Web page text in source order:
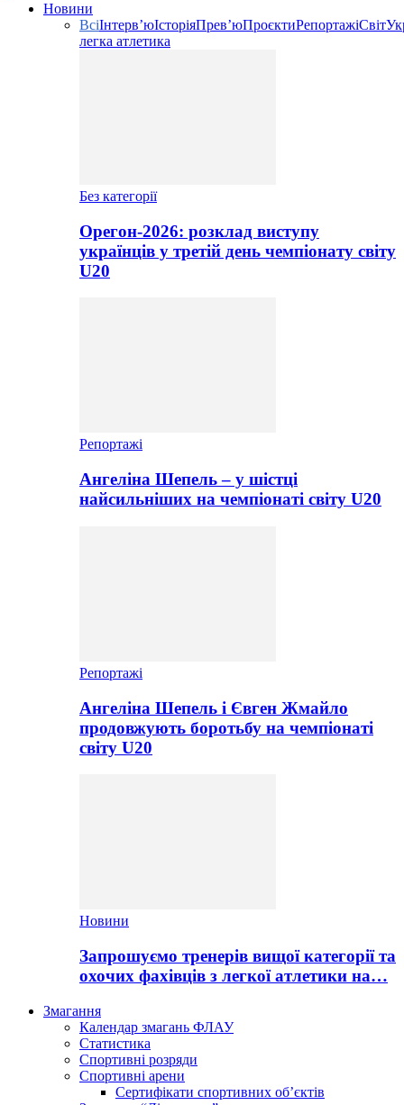
Новини
ВсіІнтерв’юІсторіяПрев’юПроєктиРепортажіСвіт
легка атлетика
Без категорії
Орегон-2026: розклад виступу
українців у третій день чемпіонату світу
U20
Репортажі
Ангеліна Шепель – у шістці
найсильніших на чемпіонаті світу U20
Репортажі
Ангеліна Шепель і Євген Жмайло
продовжують боротьбу на чемпіонаті
світу U20
Новини
Запрошуємо тренерів вищої категорії та
охочих фахівців з легкої атлетики на…
Змагання
Календар змагань ФЛАУ
Статистика
Спортивні розряди
Спортивні арени
Сертифікати спортивних об’єктів